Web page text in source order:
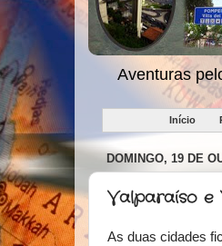
Aventuras
Início
DOMINGO, 19 DE
Valparaíso
As duas cidades